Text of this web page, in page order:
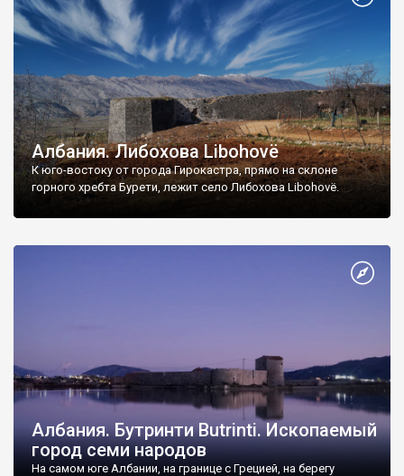
Албания. Либохова Libohovë
К юго-востоку от города Гирокастра, прямо на склоне
горного хребта Бурети, лежит село Либохова Libohovë.
Албания. Бутринти Butrinti. Ископаемый
город семи народов
На самом юге Албании, на границе с Грецией, на берегу